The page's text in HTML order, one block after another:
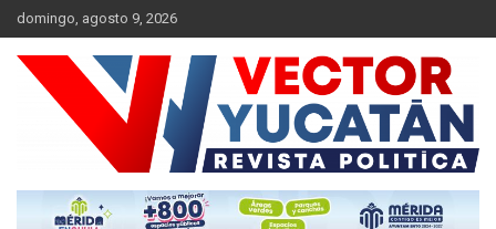
Saltar
al
contenido
domingo, agosto 9, 2026
Vector Yucatán